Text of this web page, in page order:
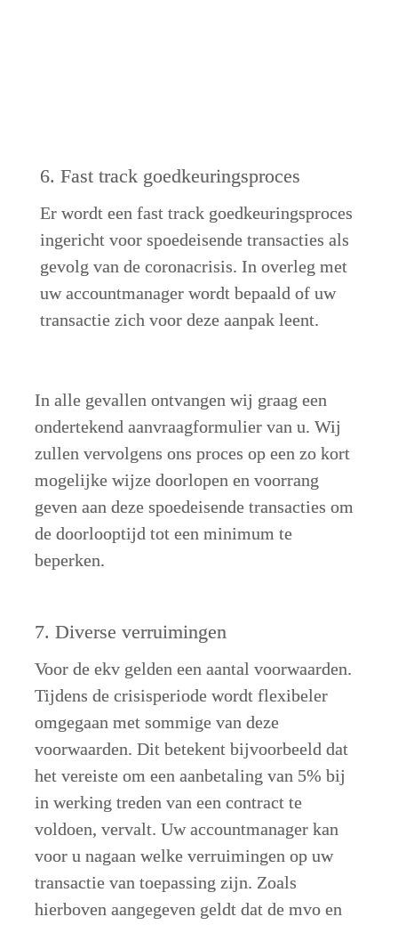
6. Fast track goedkeuringsproces
Er wordt een fast track goedkeuringsproces
ingericht voor spoedeisende transacties als
gevolg van de coronacrisis. In overleg met
uw accountmanager wordt bepaald of uw
transactie zich voor deze aanpak leent.
In alle gevallen ontvangen wij graag een
ondertekend aanvraagformulier van u. Wij
zullen vervolgens ons proces op een zo kort
mogelijke wijze doorlopen en voorrang
geven aan deze spoedeisende transacties om
de doorlooptijd tot een minimum te
beperken.
7. Diverse verruimingen
Voor de ekv gelden een aantal voorwaarden.
Tijdens de crisisperiode wordt flexibeler
omgegaan met sommige van deze
voorwaarden. Dit betekent bijvoorbeeld dat
het vereiste om een aanbetaling van 5% bij
in werking treden van een contract te
voldoen, vervalt. Uw accountmanager kan
voor u nagaan welke verruimingen op uw
transactie van toepassing zijn. Zoals
hierboven aangegeven geldt dat de mvo en